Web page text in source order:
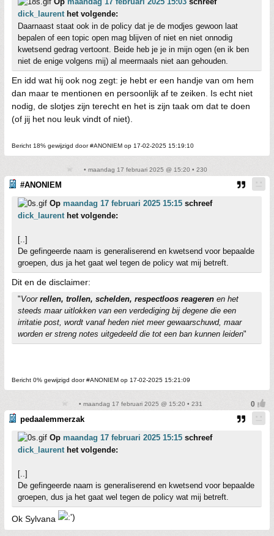
dick_laurenthet volgende:
Daarnaast staat ook in de policy dat je de modjes gewoon laat
bepalen of een topic open mag blijven of niet en niet onnodig
kwetsend gedrag vertoont. Beide heb je je in mijn ogen (en ik ben
niet de enige volgens mij) al meermaals niet aan gehouden.
En idd wat hij ook nog zegt: je hebt er een handje van om hem
dan maar te mentionen en persoonlijk af te zeiken. Is echt niet
nodig, de slotjes zijn terecht en het is zijn taak om dat te doen
(of jij het nou leuk vindt of niet).
Bericht 18% gewijzigd door #ANONIEM op 17-02-2025 15:19:10
• maandag 17 februari 2025 @ 15:20 • 230
#ANONIEM
Op maandag 17 februari 2025 15:15 schreef
dick_laurenthet volgende:
[..]
De gefingeerde naam is generaliserend en kwetsend voor bepaalde
groepen, dus ja het gaat wel tegen de policy wat mij betreft.
Dit en de disclaimer:
"Voor rellen, trollen, schelden, respectloos reageren en het
steeds maar uitlokken van een verdediging bij degene die een
irritatie post, wordt vanaf heden niet meer gewaarschuwd, maar
worden er streng notes uitgedeeld die tot een ban kunnen leiden"
Bericht 0% gewijzigd door #ANONIEM op 17-02-2025 15:21:09
• maandag 17 februari 2025 @ 15:20 • 231
pedaalemmerzak
Op maandag 17 februari 2025 15:15 schreef
dick_laurenthet volgende:
[..]
De gefingeerde naam is generaliserend en kwetsend voor bepaalde
groepen, dus ja het gaat wel tegen de policy wat mij betreft.
Ok Sylvana